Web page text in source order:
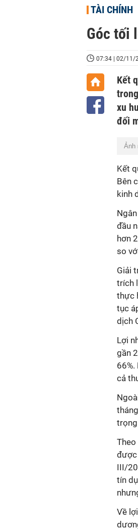
TÀI CHÍNH
Góc tối
07:34 | 02/11/
Kết
xu
đối
Ảnh
Kết
Bên
kinh
đầu
hơn
so
Giải
trích
thực
tục
dịch
Lợi
gần
cả
được
III/
tín
Về